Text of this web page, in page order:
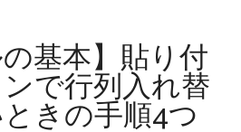
の基本】貼り付
で行列入れ替
きの手順4つ